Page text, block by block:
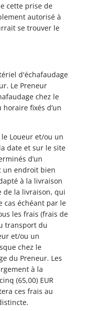
cette prise de
autorisé à
se trouver le
d'échafaudage
Le Preneur
chez le
fixés d’un
Loueur et/ou un
date et sur le site
d’un
un endroit bien
à la livraison
de la livraison, qui
cas échéant par le
les frais (frais de
transport du
et/ou un
chez le
du Preneur. Les
à la
(65,00) EUR
ces frais au